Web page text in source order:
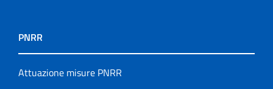
PNRR
Attuazione misure PNRR